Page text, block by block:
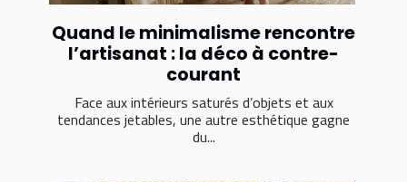
Quand le minimalisme rencontre
l’artisanat : la déco à contre-
courant
Face aux intérieurs saturés d’objets et aux
tendances jetables, une autre esthétique gagne
du...